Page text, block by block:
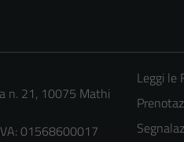
n. 21, 10075 Mathi
01568600017
Leggi le